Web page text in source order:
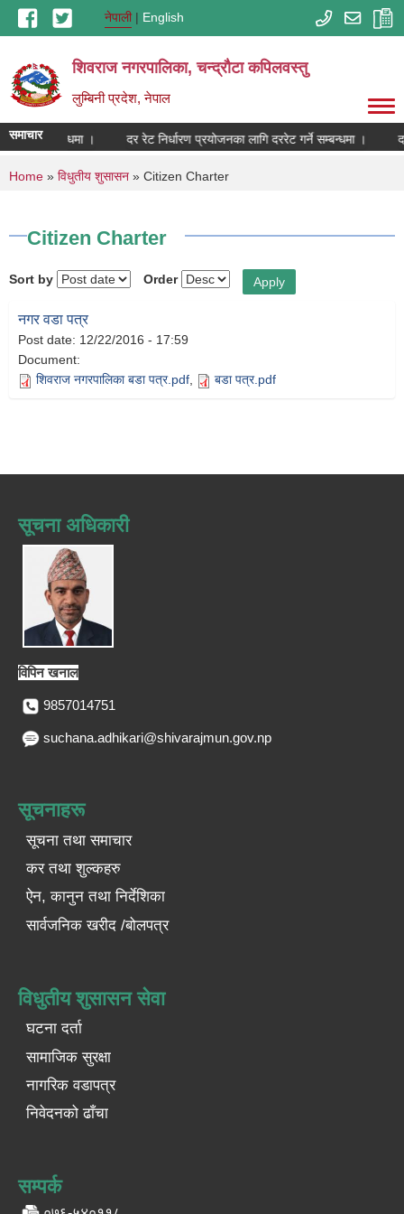
Skip to main contentनेपाली English
शिवराज नगरपालिका, चन्द्राैटा कपिलवस्तु
लुम्बिनी प्रदेश, नेपाल
समाचार
गर्ने सम्बन्धमा । दर रेट निर्धारण प्रयोजनका लागि दररेट गर्ने सम्बन्धमा ।
You are here
Home » विधुतीय शुसासन » Citizen Charter
Citizen Charter
Sort by Order
नगर वडा पत्र
Post date: 12/22/2016 - 17:59
Document:
शिवराज नगरपालिका बडा पत्र.pdf, बडा पत्र.pdf
सूचना अधिकारी
विपिन खनाल
9857014751
suchana.adhikari@shivarajmun.gov.np
सूचनाहरू
सूचना तथा समाचार
कर तथा शुल्कहरु
ऐन, कानुन तथा निर्देशिका
सार्वजनिक खरीद /बोलपत्र
विधुतीय शुसासन सेवा
घटना दर्ता
सामाजिक सुरक्षा
नागरिक वडापत्र
निवेदनको ढाँचा
सम्पर्क